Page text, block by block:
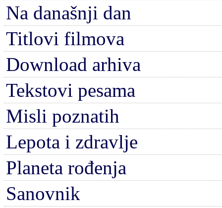
Na današnji dan
Titlovi filmova
Download arhiva
Tekstovi pesama
Misli poznatih
Lepota i zdravlje
Planeta rođenja
Sanovnik